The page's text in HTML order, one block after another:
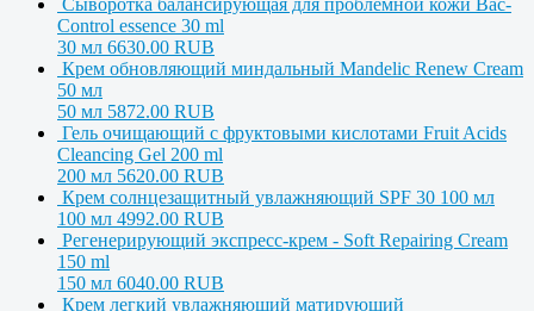
Сыворотка балансирующая для проблемной кожи Bac-
Control essence 30 ml
30 мл 6630.00 RUB
Крем обновляющий миндальный Mandelic Renew Cream
50 мл
50 мл 5872.00 RUB
Гель очищающий с фруктовыми кислотами Fruit Acids
Cleancing Gel 200 ml
200 мл 5620.00 RUB
Крем солнцезащитный увлажняющий SPF 30 100 мл
100 мл 4992.00 RUB
Регенерирующий экспресс-крем - Soft Repairing Cream
150 ml
150 мл 6040.00 RUB
Крем легкий увлажняющий матирующий